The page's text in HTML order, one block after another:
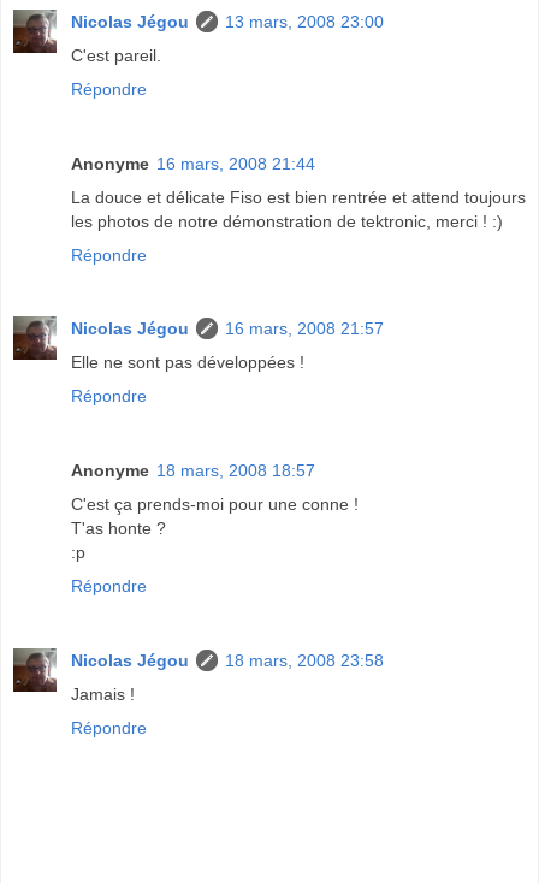
Nicolas Jégou
13 mars, 2008 23:00
C'est pareil.
Répondre
Anonyme 16 mars, 2008 21:44
La douce et délicate Fiso est bien rentrée et attend toujours
les photos de notre démonstration de tektronic, merci ! :)
Répondre
Nicolas Jégou
16 mars, 2008 21:57
Elle ne sont pas développées !
Répondre
Anonyme 18 mars, 2008 18:57
C'est ça prends-moi pour une conne !
T'as honte ?
:p
Répondre
Nicolas Jégou
18 mars, 2008 23:58
Jamais !
Répondre